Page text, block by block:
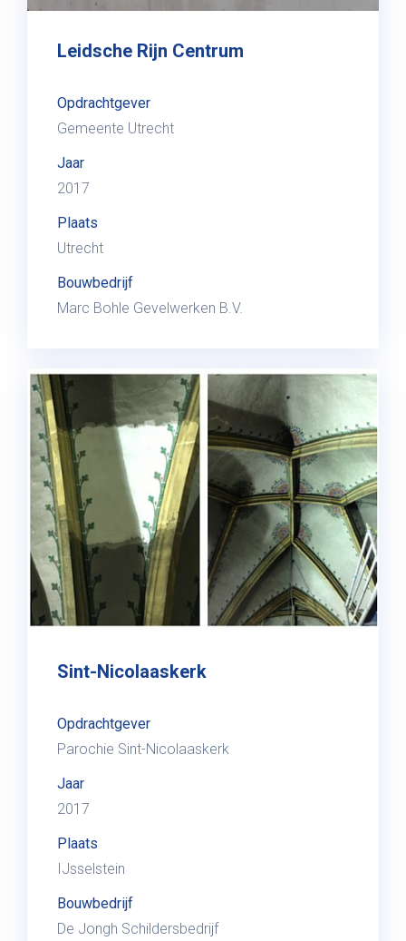
Leidsche Rijn Centrum
Opdrachtgever
Gemeente Utrecht
Jaar
2017
Plaats
Utrecht
Bouwbedrijf
Marc Bohle Gevelwerken B.V.
Sint-Nicolaaskerk
Opdrachtgever
Parochie Sint-Nicolaaskerk
Jaar
2017
Plaats
IJsselstein
Bouwbedrijf
De Jongh Schildersbedrijf